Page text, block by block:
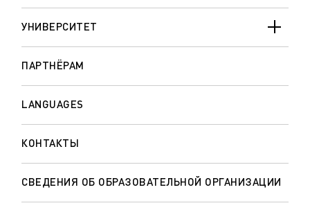
УНИВЕРСИТЕТ
ПАРТНЁРАМ
LANGUAGES
КОНТАКТЫ
СВЕДЕНИЯ ОБ ОБРАЗОВАТЕЛЬНОЙ ОРГАНИЗАЦИИ